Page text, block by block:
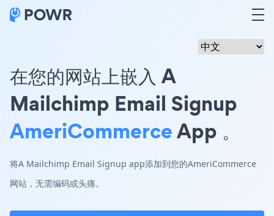
在您的网站上嵌入 A
Mailchimp Email Signup
AmeriCommerceApp 。
将A Mailchimp Email Signup app添加到您的AmeriCommerce
网站，无需编码或头痛。